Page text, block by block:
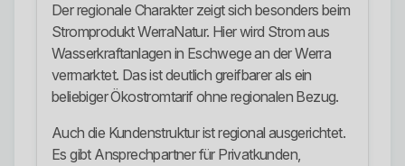
Der regionale Charakter zeigt sich besonders beim
Stromprodukt WerraNatur. Hier wird Strom aus
Wasserkraftanlagen in Eschwege an der Werra
vermarktet. Das ist deutlich greifbarer als ein
beliebiger Ökostromtarif ohne regionalen Bezug.
Auch die Kundenstruktur ist regional ausgerichtet.
Es gibt Ansprechpartner für Privatkunden,